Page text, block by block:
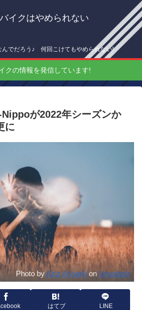
イクはやめられない
でだろう♪ 何回こけてもやめられない!
クの情報を発信しています!
が2022年シーズンか
に
Photo byAziz Acharkion Unsplash
はてブ LINE